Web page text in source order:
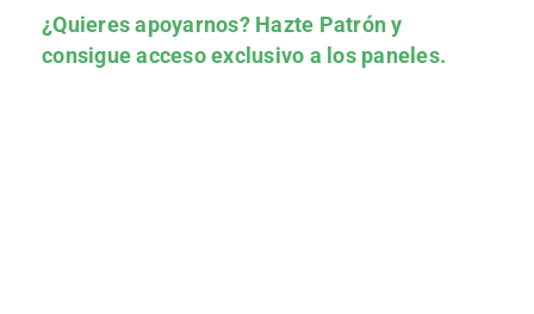
¿Quieres apoyarnos? Hazte Patróny
consigue acceso exclusivo a los paneles.